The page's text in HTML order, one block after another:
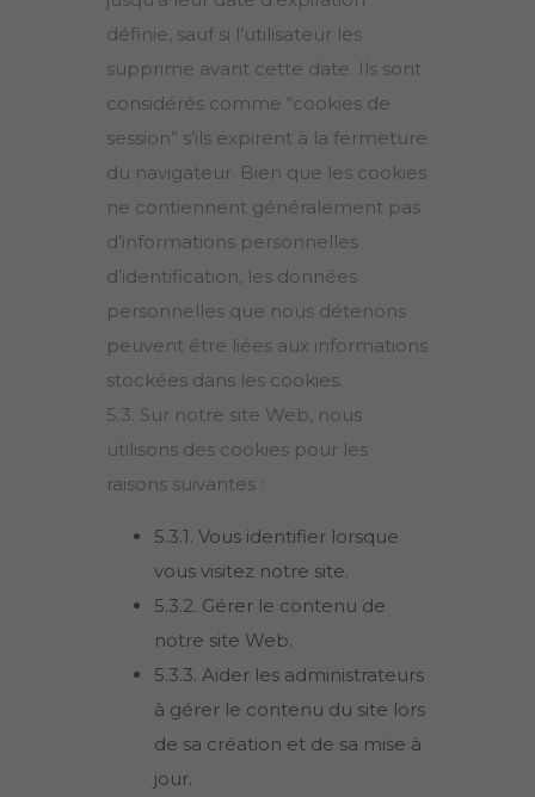
définie, sauf si l’utilisateur les
supprime avant cette date. Ils sont
considérés comme “cookies de
session” s’ils expirent à la fermeture
du navigateur. Bien que les cookies
ne contiennent généralement pas
d’informations personnelles
d’identification, les données
personnelles que nous détenons
peuvent être liées aux informations
stockées dans les cookies.
5.3. Sur notre site Web, nous
utilisons des cookies pour les
raisons suivantes :
5.3.1. Vous identifier lorsque
vous visitez notre site.
5.3.2. Gérer le contenu de
notre site Web.
5.3.3. Aider les administrateurs
à gérer le contenu du site lors
de sa création et de sa mise à
jour.